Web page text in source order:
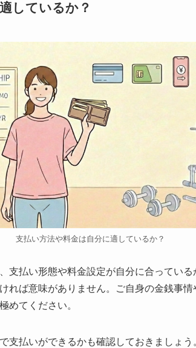
しているか？
支払い方法や料金は自分に適しているか？
支払い形態や料金設定が自分に合ってい
れば意味がありません。ご自身の金銭事
めてください。
支払いができるかも確認しておきましょ